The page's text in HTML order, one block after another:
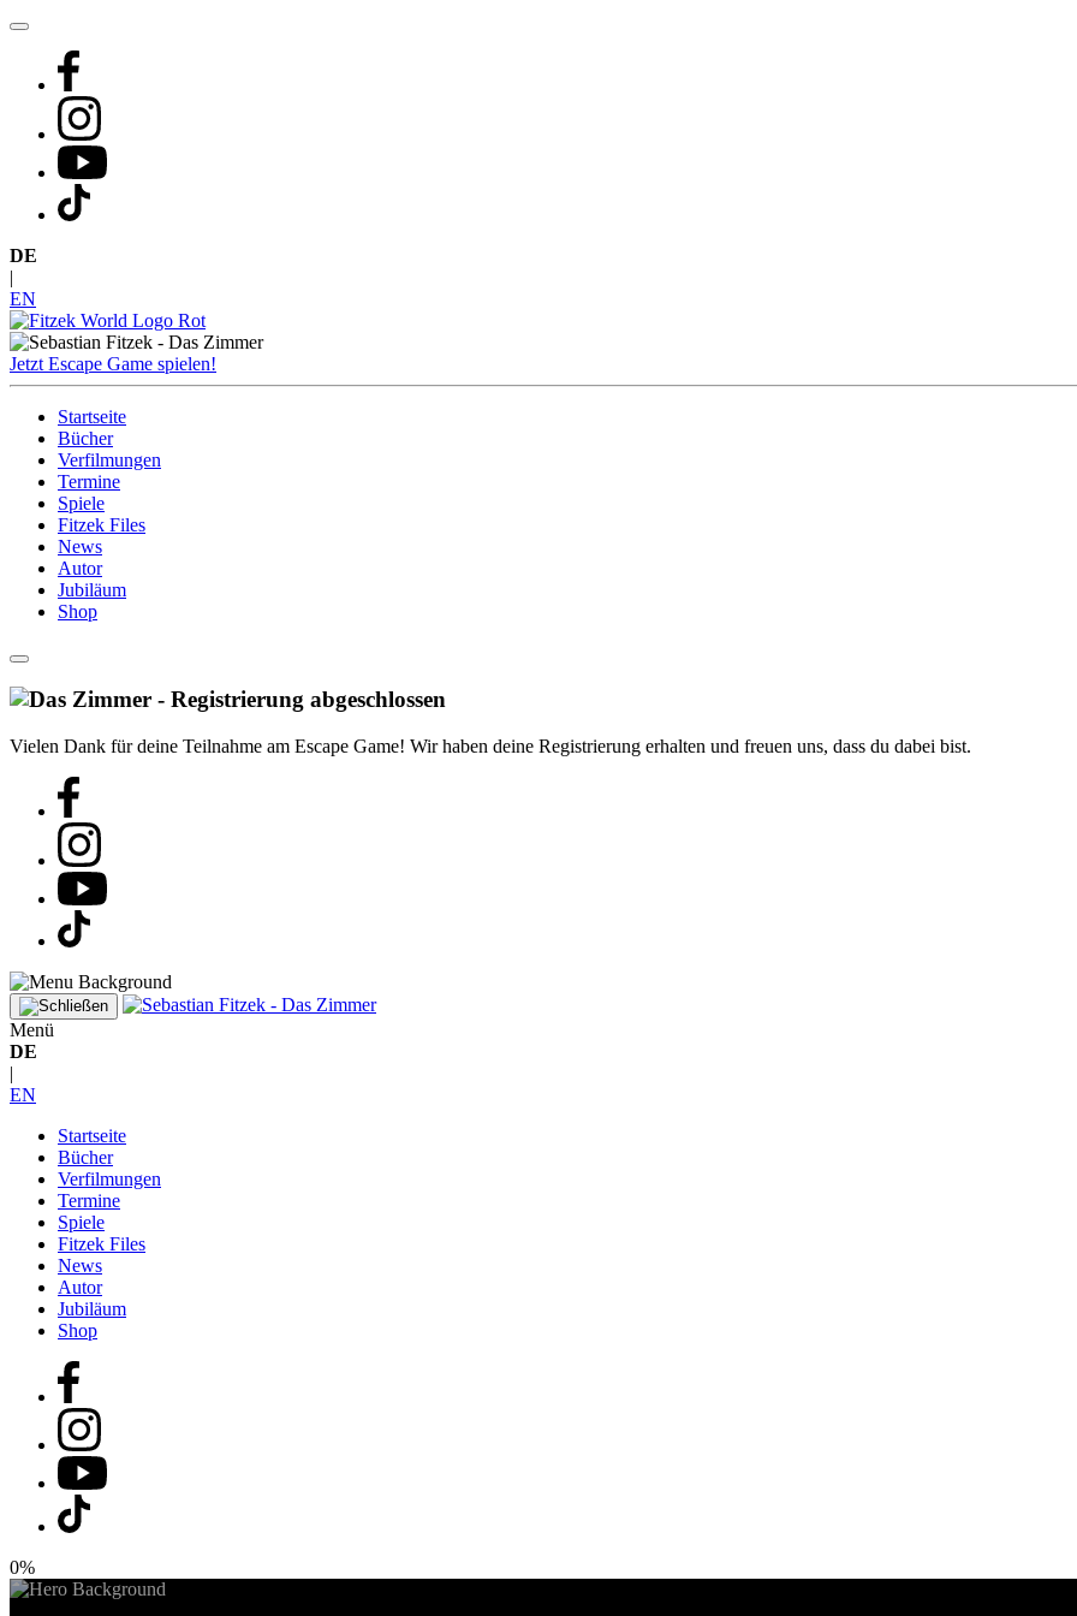
Zum
springen
DE
EN
Jetzt Escape Game spielen!
Startseite
Bücher
Verfilmungen
Termine
Spiele
Fitzek Files
News
Autor
Jubiläum
Shop
Vielen Dank für deine Teilnahme am Escape Game! Wir haben deine Registrierung erhalten und freuen uns, dass du dabei bist.
Menü
DE
|
EN
Startseite
Bücher
Verfilmungen
Termine
Spiele
Fitzek Files
News
Autor
Jubiläum
Shop
0%